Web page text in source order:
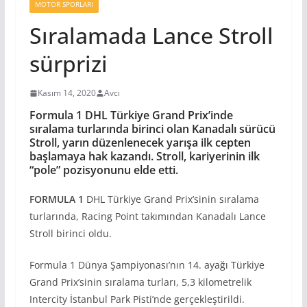
MOTOR SPORLARI
Sıralamada Lance Stroll
sürprizi
Kasım 14, 2020 Avcı
Formula 1 DHL Türkiye Grand Prix’inde
sıralama turlarında birinci olan Kanadalı sürücü
Stroll, yarın düzenlenecek yarışa ilk cepten
başlamaya hak kazandı. Stroll, kariyerinin ilk
“pole” pozisyonunu elde etti.
FORMULA 1 DHL Türkiye Grand Prix’sinin sıralama
turlarında, Racing Point takımından Kanadalı Lance
Stroll birinci oldu.
Formula 1 Dünya Şampiyonası’nın 14. ayağı Türkiye
Grand Prix’sinin sıralama turları, 5,3 kilometrelik
Intercity İstanbul Park Pisti’nde gerçekleştirildi.